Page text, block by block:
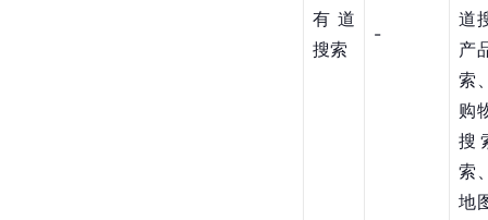
有道
搜索
-
道
产
索
购
搜
索
地